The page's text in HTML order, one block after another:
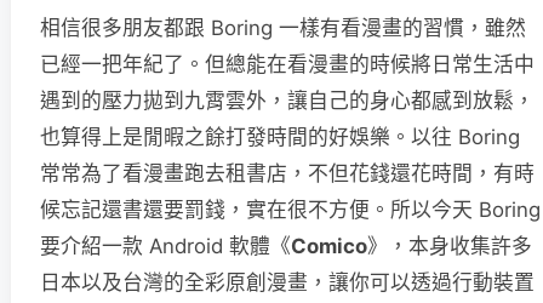
相信很多朋友都跟 Boring 一樣有看漫畫的習慣，雖然
已經一把年紀了。但總能在看漫畫的時候將日常生活中
遇到的壓力拋到九霄雲外，讓自己的身心都感到放鬆，
也算得上是閒暇之餘打發時間的好娛樂。以往 Boring
常常為了看漫畫跑去租書店，不但花錢還花時間，有時
候忘記還書還要罰錢，實在很不方便。所以今天 Boring
要介紹一款 Android 軟體《Comico》，本身收集許多
日本以及台灣的全彩原創漫畫，讓你可以透過行動裝置